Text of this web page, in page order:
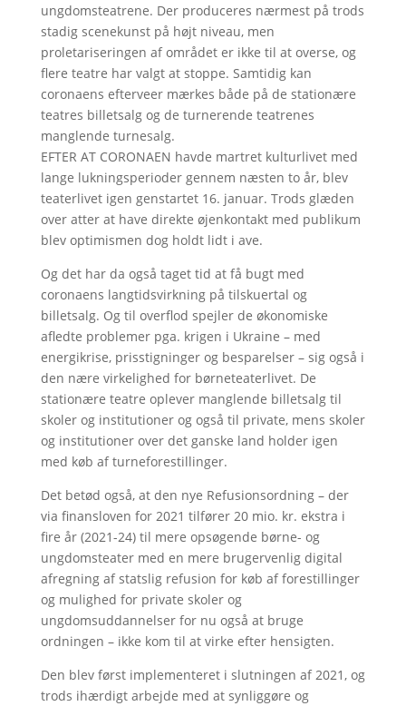
ungdomsteatrene. Der produceres nærmest på trods
stadig scenekunst på højt niveau, men
proletariseringen af området er ikke til at overse, og
flere teatre har valgt at stoppe. Samtidig kan
coronaens efterveer mærkes både på de stationære
teatres billetsalg og de turnerende teatrenes
manglende turnesalg.
EFTER AT CORONAEN havde martret kulturlivet med
lange lukningsperioder gennem næsten to år, blev
teaterlivet igen genstartet 16. januar. Trods glæden
over atter at have direkte øjenkontakt med publikum
blev optimismen dog holdt lidt i ave.
Og det har da også taget tid at få bugt med
coronaens langtidsvirkning på tilskuertal og
billetsalg. Og til overflod spejler de økonomiske
afledte problemer pga. krigen i Ukraine – med
energikrise, prisstigninger og besparelser – sig også i
den nære virkelighed for børneteaterlivet. De
stationære teatre oplever manglende billetsalg til
skoler og institutioner og også til private, mens skoler
og institutioner over det ganske land holder igen
med køb af turneforestillinger.
Det betød også, at den nye Refusionsordning – der
via finansloven for 2021 tilfører 20 mio. kr. ekstra i
fire år (2021-24) til mere opsøgende børne- og
ungdomsteater med en mere brugervenlig digital
afregning af statslig refusion for køb af forestillinger
og mulighed for private skoler og
ungdomsuddannelser for nu også at bruge
ordningen – ikke kom til at virke efter hensigten.
Den blev først implementeret i slutningen af 2021, og
trods ihærdigt arbejde med at synliggøre og